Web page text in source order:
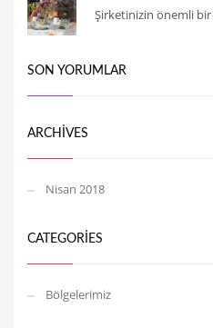
Şirketinizin önemli bir
SON YORUMLAR
ARCHIVES
Nisan 2018
CATEGORIES
Bölgelerimiz